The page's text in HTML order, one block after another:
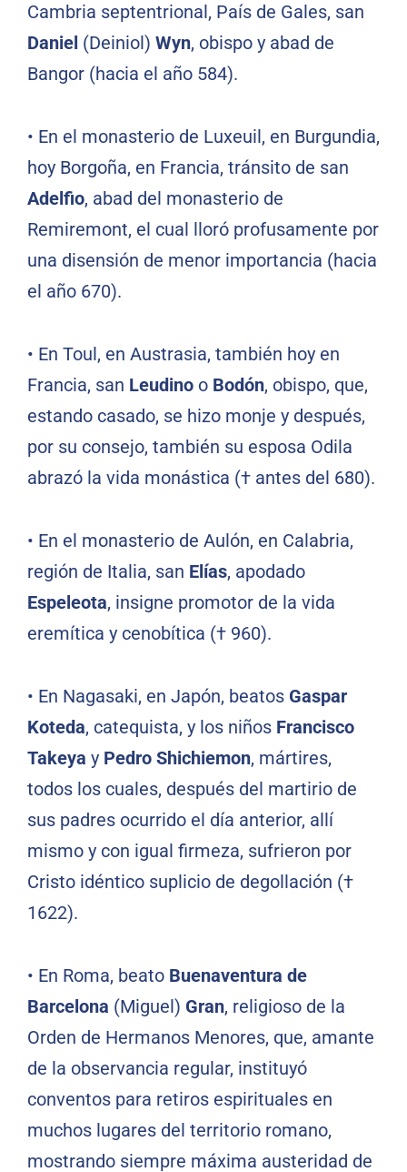
Cambria septentrional, País de Gales, san
Daniel (Deiniol) Wyn, obispo y abad de
Bangor (hacia el año 584).
• En el monasterio de Luxeuil, en Burgundia,
hoy Borgoña, en Francia, tránsito de san
Adelfio, abad del monasterio de
Remiremont, el cual lloró profusamente por
una disensión de menor importancia (hacia
el año 670).
• En Toul, en Austrasia, también hoy en
Francia, san Leudino o Bodón, obispo, que,
estando casado, se hizo monje y después,
por su consejo, también su esposa Odila
abrazó la vida monástica († antes del 680).
• En el monasterio de Aulón, en Calabria,
región de Italia, san Elías, apodado
Espeleota, insigne promotor de la vida
eremítica y cenobítica († 960).
• En Nagasaki, en Japón, beatos Gaspar
Koteda, catequista, y los niños Francisco
Takeya y Pedro Shichiemon, mártires,
todos los cuales, después del martirio de
sus padres ocurrido el día anterior, allí
mismo y con igual firmeza, sufrieron por
Cristo idéntico suplicio de degollación (†
1622).
• En Roma, beato Buenaventura de
Barcelona (Miguel) Gran, religioso de la
Orden de Hermanos Menores, que, amante
de la observancia regular, instituyó
conventos para retiros espirituales en
muchos lugares del territorio romano,
mostrando siempre máxima austeridad de